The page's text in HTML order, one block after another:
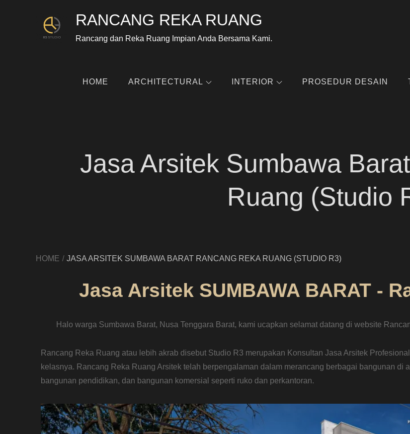
RANCANG REKA RUANG
Rancang dan Reka Ruang Impian Anda Bersama Kami.
HOME ARCHITECTURAL INTERIOR PROSEDUR DESAIN
Jasa Arsitek Sumbawa
Ruang (Studio
HOME JASA ARSITEK SUMBAWA BARAT RANCANG REKA RUANG (STUDIO R3)
Jasa Arsitek SUMBAWA BARAT -
Halo warga Sumbawa Barat, Nusa Tenggara Barat, kami ucapkan selamat datang di website
Rancang Reka Ruang atau lebih akrab disebut Studio R3 merupakan Konsultan Jasa Arsitek
kelasnya. Rancang Reka Ruang Arsitek telah berpengalaman dalam merancang berbagai bangunan di
bangunan pendidikan, dan bangunan komersial seperti ruko dan perkantoran.